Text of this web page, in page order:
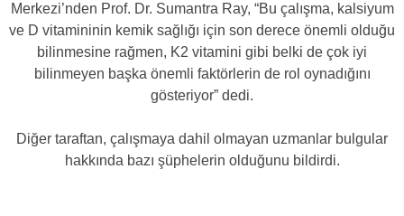
Merkezi’nden Prof. Dr. Sumantra Ray, “Bu çalışma, kalsiyum
ve D vitamininin kemik sağlığı için son derece önemli olduğu
bilinmesine rağmen, K2 vitamini gibi belki de çok iyi
bilinmeyen başka önemli faktörlerin de rol oynadığını
gösteriyor” dedi.
Diğer taraftan, çalışmaya dahil olmayan uzmanlar bulgular
hakkında bazı şüphelerin olduğunu bildirdi.